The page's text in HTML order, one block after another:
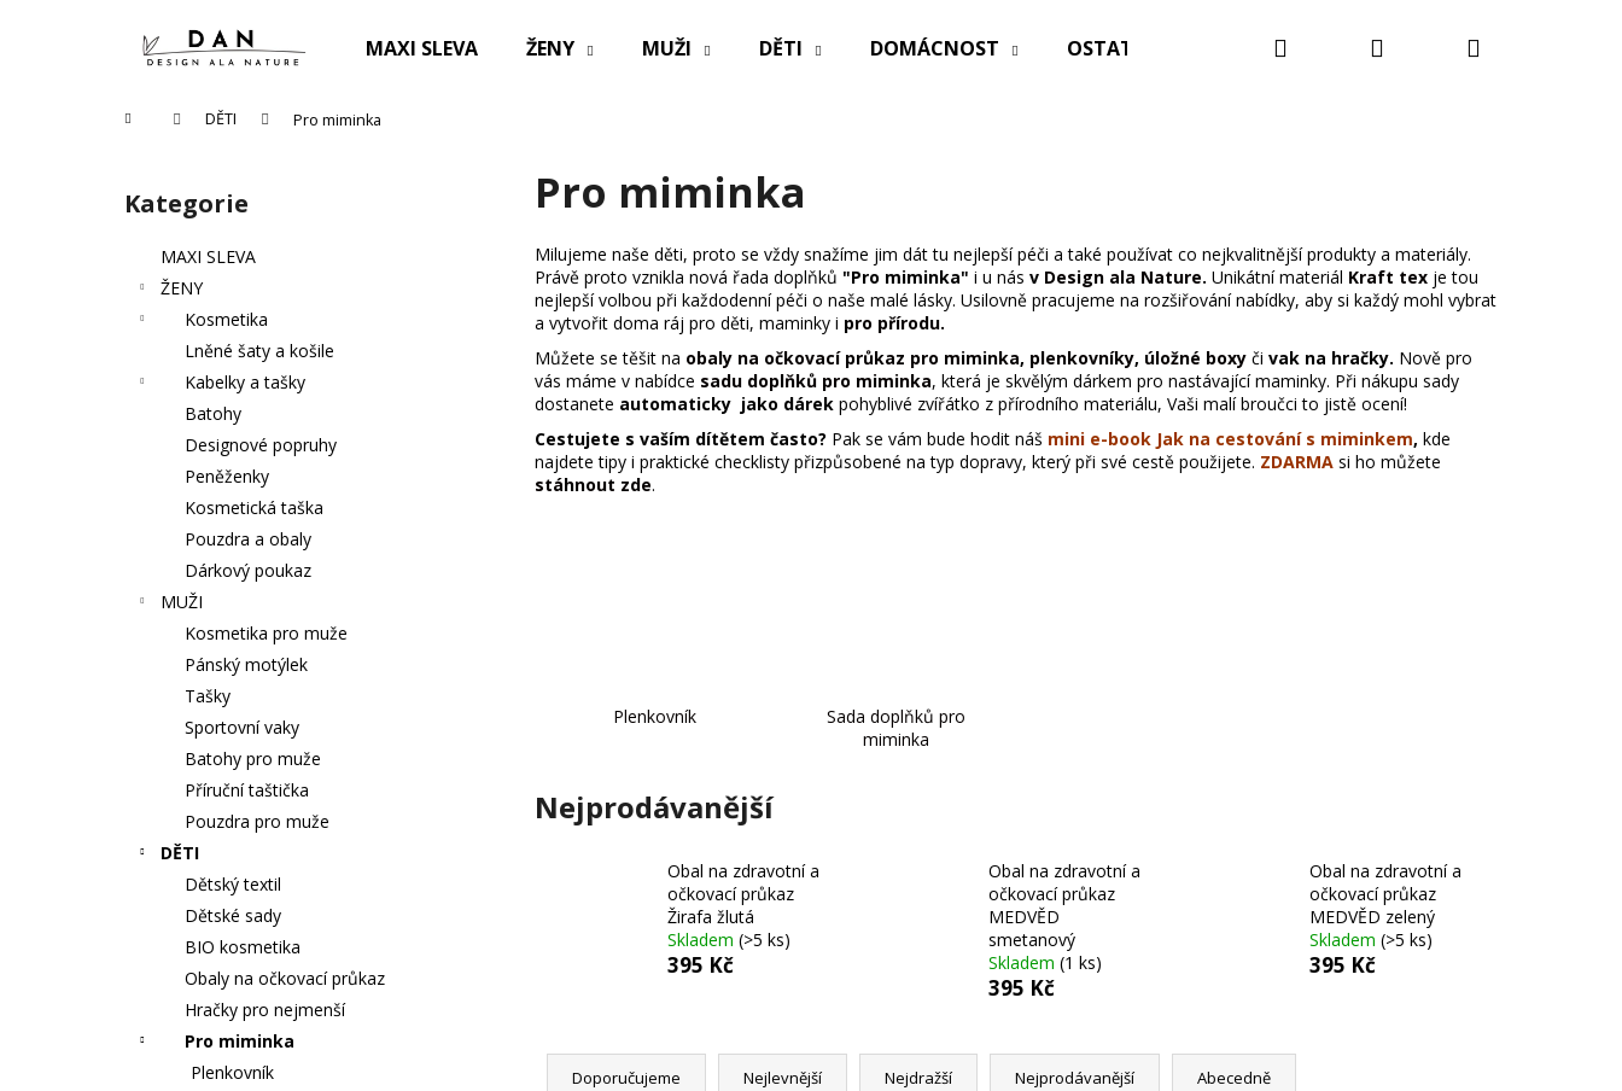
MAXI SLEVA ŽENY MUŽI DĚTI DOMÁCNOST OSTATNÍ Kontakty Hodnocení
Hledat PřihlášeníNákupní
Domů DĚTI Pro miminka
Přeskočit
kategorie
Kategorie
MAXI SLEVA
ŽENY
Kosmetika
Lněné šaty a košile
Kabelky a tašky
Batohy
Designové popruhy
Peněženky
Kosmetická taška
Pouzdra a obaly
Dárkový poukaz
MUŽI
Kosmetika pro muže
Pánský motýlek
Tašky
Sportovní vaky
Batohy pro muže
Příruční taštička
Pouzdra pro muže
DĚTI
Dětský textil
Dětské sady
BIO kosmetika
Obaly na očkovací průkaz
Hračky pro nejmenší
Pro miminka
Plenkovník
Pro miminka
Milujeme naše děti, proto se vždy snažíme jim dát tu nejlepší péči a také používat co nejkvalitnější produkty a materiály.
Právě proto vznikla nová řada doplňků "Pro miminka" i u nás v Design ala Nature. Unikátní materiál Kraft tex je tou
nejlepší volbou při každodenní péči o naše malé lásky. Usilovně pracujeme na rozšiřování nabídky, aby si každý mohl vybrat
a vytvořit doma ráj pro děti, maminky i pro přírodu.
Můžete se těšit na obaly na očkovací průkaz pro miminka, plenkovníky, úložné boxy či vak na hračky. Nově pro
vás máme v nabídce sadu doplňků pro miminka, která je skvělým dárkem pro nastávající maminky. Při nákupu sady
dostanete automaticky jako dárek pohyblivé zvířátko z přírodního materiálu, Vaši malí broučci to jistě ocení!
Cestujete s vaším dítětem často? Pak se vám bude hodit náš mini e-book Jak na cestování s miminkem, kde
najdete tipy i praktické checklisty přizpůsobené na typ dopravy, který při své cestě použijete. ZDARMA si ho můžete
stáhnout zde.
Plenkovník
Sada doplňků pro
miminka
Nejprodávanější
Obal na zdravotní a
očkovací průkaz
Žirafa žlutá
Skladem (>5 ks)
395 Kč
Obal na zdravotní a
očkovací průkaz
MEDVĚD
smetanový
Skladem (1 ks)
395 Kč
Obal na zdravotní a
očkovací průkaz
MEDVĚD zelený
Skladem (>5 ks)
395 Kč
Ř
Doporučujeme Nejlevnější Nejdražší Nejprodávanější Abecedně
Doporučujeme
PRACÍ PAPÍRKY ECO HAUS KOUZLO
BAVLNY 5 KS